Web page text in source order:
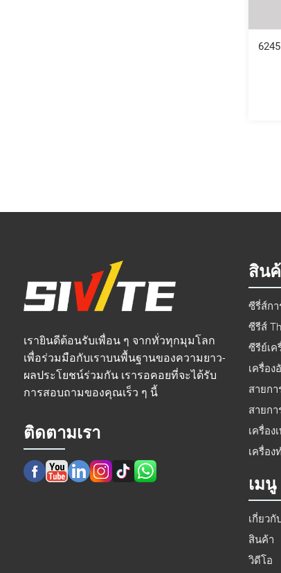
เรายินดีต้อนรับเพื่อน ๆ จากทั่วทุกมุมโลก
เพื่อร่วมมือกับเราบนพื้นฐานของความยาว-
ผลประโยชน์ร่วมกัน เรารอคอยที่จะได้รับ
การสอบถามของคุณเร็ว ๆ นี้
ติดตามเรา
สิน
ซีรี่ส์ก
ซีรีส์
ซีรีย์เค
เครื่อ
สายก
สายก
เครื่อง
เครื่อ
เมนู
เกี่ยวกั
สินค้า
วิดีโอ